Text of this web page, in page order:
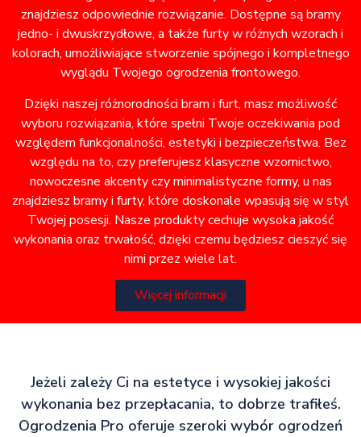
znajdziesz odpowiednie rozwiązanie. Dostępne są bramy
jedno- i dwuskrzydłowe, a także furty w różnych wzorach i
kolorach, umożliwiające stworzenie spójnego i kompletnego
wyglądu Twojego ogrodzenia frontowego.
Dzięki naszej różnorodności bram i furt, masz możliwość
wyboru rozwiązania, które spełni Twoje oczekiwania pod
względem funkcjonalności, estetyki i bezpieczeństwa. Bez
względu na to, czy preferujesz klasyczne wzornictwo,
nowoczesne akcenty czy minimalistyczne formy, u nas
znajdziesz bramy i furty, które doskonale wpasują się w styl
Twojej posesji. Nasze produkty cechuje wysoka jakość
wykonania oraz trwałość, dzięki czemu będziesz cieszyć się
nimi przez wiele lat.
Więcej informacji
Jeżeli zależy Ci na estetyce i wysokiej jakości
wykonania bez przepłacania, to dobrze trafiłeś.
Ogrodzenia Pro oferuje szeroki wybór ogrodzeń